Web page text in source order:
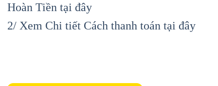
Hoàn Tiền tại đây
2/ Xem Chi tiết Cách thanh toán tại đây